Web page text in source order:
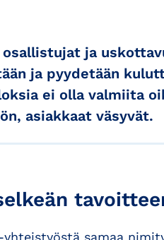
ja
ja pyydetään
ei olla valmiita
asiakkaat väsyvät.
samaa